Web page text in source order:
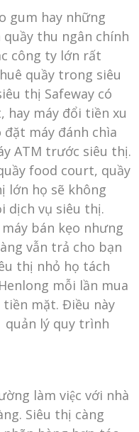
gum hay những
thu ngân chính
công ty lớn rất
quầy trong siêu
thị Safeway có
hay máy đổi tiền xu
máy đánh chìa
ATM trước siêu thị.
food court, quầy
lớn họ sẽ không
dịch vụ siêu thị.
bán kẹo nhưng
vẫn trả cho bạn
thị nhỏ họ tách
mỗi lần mua
mặt. Điều này
quản lý quy trình
làm việc với nhà
Siêu thị càng